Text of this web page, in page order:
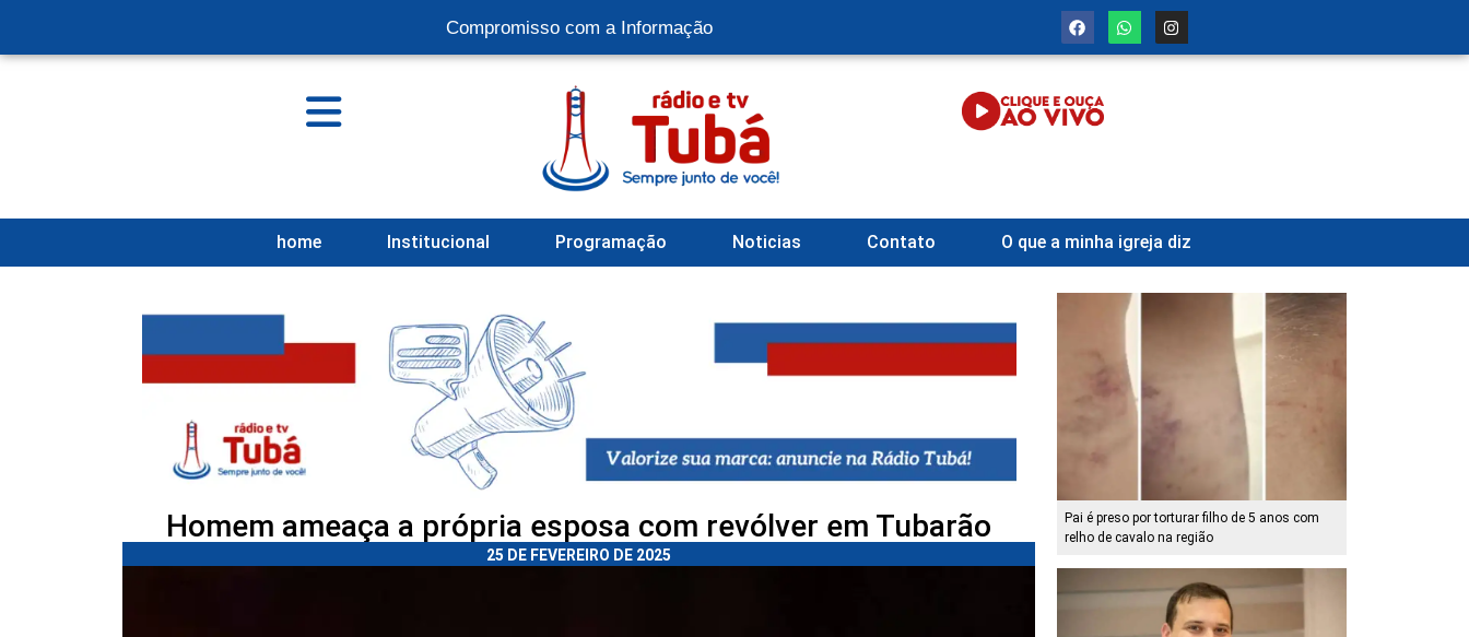
Compromisso com a Informação
home Institucional Programação Noticias Contato O que a minha igreja diz
Homem ameaça a própria esposa com revólver em Tubarão
25 DE FEVEREIRO DE 2025
Pai é preso por torturar filho de 5 anos com
relho de cavalo na região